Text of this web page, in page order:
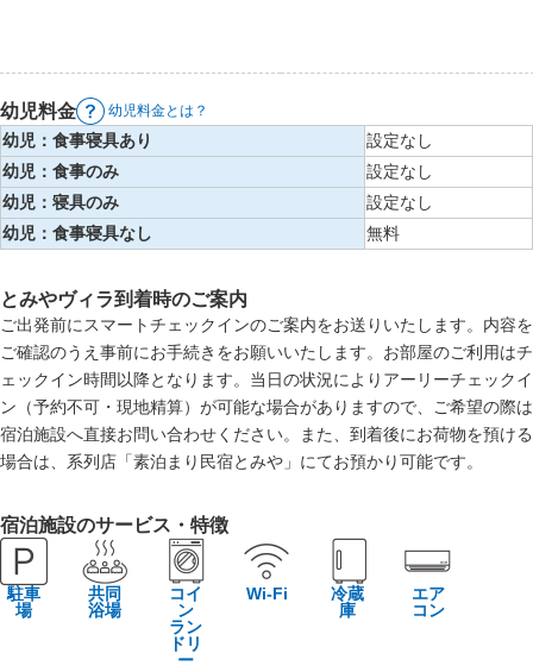
幼児料金 幼児料金とは？
幼児：食事寝具あり
設定なし
幼児：食事のみ
設定なし
幼児：寝具のみ
設定なし
幼児：食事寝具なし
無料
とみやヴィラ到着時のご案内
ご出発前にスマートチェックインのご案内をお送りいたします。内容を
ご確認のうえ事前にお手続きをお願いいたします。お部屋のご利用はチ
ェックイン時間以降となります。当日の状況によりアーリーチェックイ
ン（予約不可・現地精算）が可能な場合がありますので、ご希望の際は
宿泊施設へ直接お問い合わせください。また、到着後にお荷物を預ける
場合は、系列店「素泊まり民宿とみや」にてお預かり可能です。
宿泊施設のサービス・特徴
駐車
場
共同
浴場
コイ
ン
ラン
ドリ
ー
Wi-Fi
冷蔵
庫
エア
コン